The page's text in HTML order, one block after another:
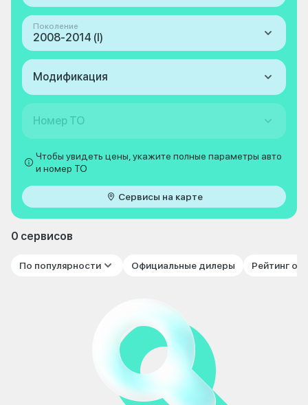
Поколение
2008-2014 (I)
Модификация
Номер ТО
Чтобы увидеть цены, укажите полные параметры авто
и номер ТО
Сервисы на карте
0 сервисов
По популярности Официальные дилеры Рейтинг